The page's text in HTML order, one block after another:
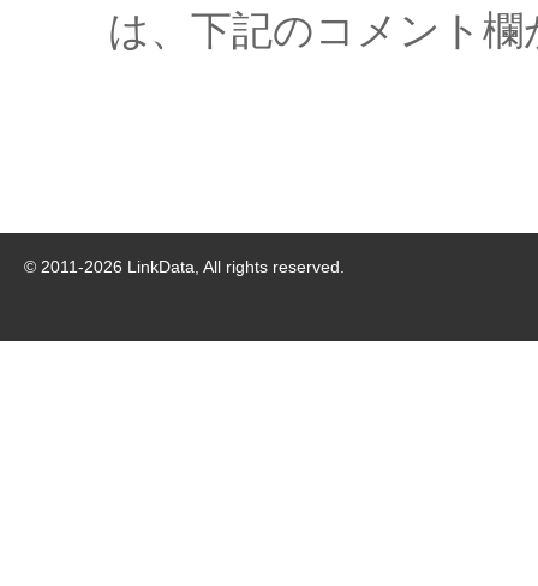
は、下記のコメント
© 2011-2026 LinkData, All rights reserved.